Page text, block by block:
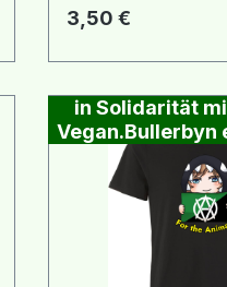
Regulärer Preis:
3,50 €
in Solidarität
Vegan.Bullerbyn